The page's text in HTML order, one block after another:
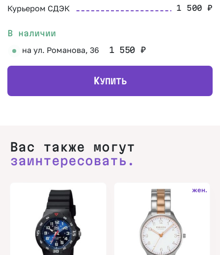
Курьером СДЭК 1 500₽
В наличии
на ул. Романова, 36 1 550 ₽
КУПИТЬ
Вас также могут
заинтересовать.
жен.